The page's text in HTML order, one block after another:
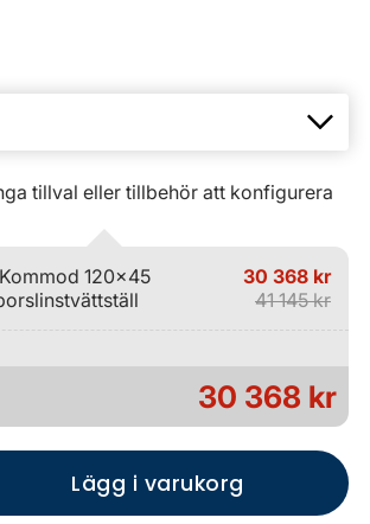
tillval eller tillbehör att konfigurera
120x45
30 368 kr
41 145 kr
30 368 kr
Lägg i varukorg